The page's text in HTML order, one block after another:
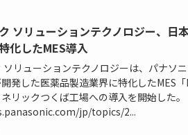
ソリューションテクノロジー、日
化したMES導入
ソリューションテクノロジーは、パナソ
発した医薬品製造業界に特化したMES
リックつくば工場への導入を開始した。
jp/topics/2...